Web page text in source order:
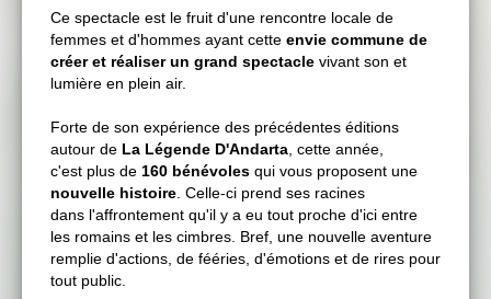
Ce spectacle est le fruit d'une rencontre locale de
femmes et d'hommes ayant cette envie commune de
créer et réaliser un grand spectacle vivant son et
lumière en plein air.
Forte de son expérience des précédentes éditions
autour de La Légende D'Andarta , cette année,
c'est plus de 160 bénévoles qui vous proposent une
nouvelle histoire . Celle-ci prend ses racines
dans l'affrontement qu'il y a eu tout proche d'ici entre
les romains et les cimbres. Bref, une nouvelle aventure
remplie d'actions, de fééries, d'émotions et de rires pour
tout public.